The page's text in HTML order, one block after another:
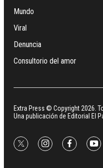
Mundo
Viral
Denuncia
Consultorio del amor
Extra Press © Copyright 2026.
Una publicación de Editorial El
twitterinstagramfacebook